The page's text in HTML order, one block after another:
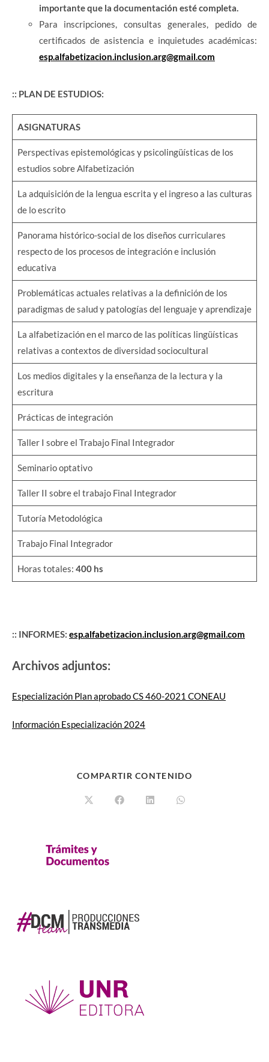
importante que la documentación esté completa.
Para inscripciones, consultas generales, pedido de
certificados de asistencia e inquietudes académicas:
esp.alfabetizacion.inclusion.arg@gmail.com
:: PLAN DE ESTUDIOS:
ASIGNATURAS
Perspectivas epistemológicas y psicolingüísticas de los
estudios sobre Alfabetización
La adquisición de la lengua escrita y el ingreso a las culturas
de lo escrito
Panorama histórico-social de los diseños curriculares
respecto de los procesos de integración e inclusión
educativa
Problemáticas actuales relativas a la definición de los
paradigmas de salud y patologías del lenguaje y aprendizaje
La alfabetización en el marco de las políticas lingüísticas
relativas a contextos de diversidad sociocultural
Los medios digitales y la enseñanza de la lectura y la
escritura
Prácticas de integración
Taller I sobre el Trabajo Final Integrador
Seminario optativo
Taller II sobre el trabajo Final Integrador
Tutoría Metodológica
Trabajo Final Integrador
Horas totales: 400 hs
:: INFORMES: esp.alfabetizacion.inclusion.arg@gmail.com
Archivos adjuntos:
Especialización Plan aprobado CS 460-2021 CONEAU
Información Especialización 2024
COMPARTIR CONTENIDO